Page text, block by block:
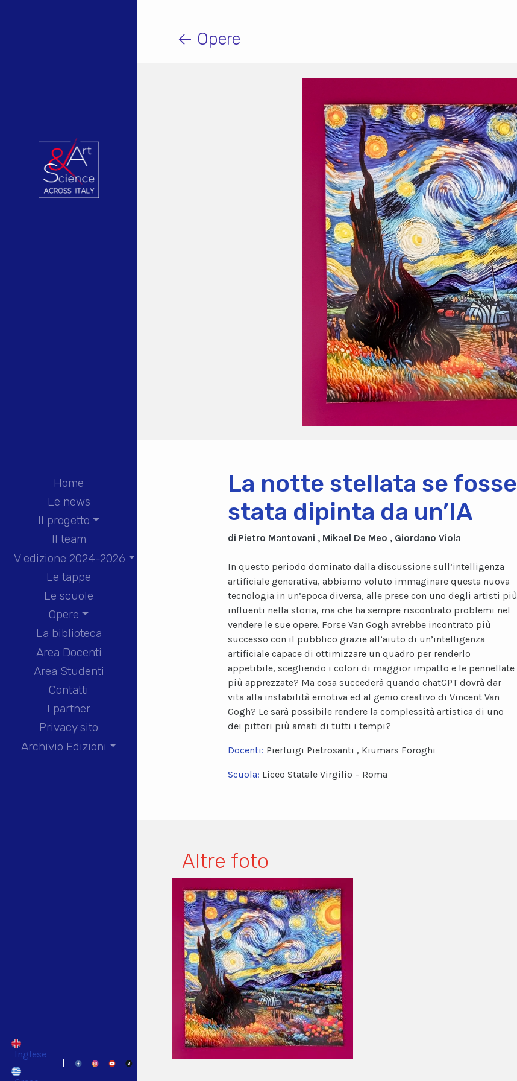
Home
Le news
Il progetto
Il team
V edizione 2024-2026
Le tappe
Le scuole
Opere
La biblioteca
Area Docenti
Area Studenti
Contatti
I partner
Privacy sito
Archivio Edizioni
Inglese
|
← Opere
La notte stellata se fosse
stata dipinta da un’IA
di Pietro Mantovani , Mikael De Meo , Giordano Viola
In questo periodo dominato dalla discussione sull’intelligenza
artificiale generativa, abbiamo voluto immaginare questa nuova
tecnologia in un’epoca diversa, alle prese con uno degli artisti più
influenti nella storia, ma che ha sempre riscontrato problemi nel
vendere le sue opere. Forse Van Gogh avrebbe incontrato più
successo con il pubblico grazie all’aiuto di un’intelligenza
artificiale capace di ottimizzare un quadro per renderlo
appetibile, scegliendo i colori di maggior impatto e le pennellate
più apprezzate? Ma cosa succederà quando chatGPT dovrà dar
vita alla instabilità emotiva ed al genio creativo di Vincent Van
Gogh? Le sarà possibile rendere la complessità artistica di uno
dei pittori più amati di tutti i tempi?
Docenti: Pierluigi Pietrosanti , Kiumars Foroghi
Scuola: Liceo Statale Virgilio – Roma
Altre foto